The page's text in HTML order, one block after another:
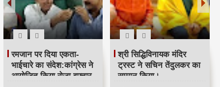
रमजान पर दिया एकता-
भाईचारे का संदेश:कांग्रेस ने
आयोजित किया रोजा इफ्तार
श्री सिद्धिविनायक मंदिर
ट्रस्ट ने सचिन तेंदुलकर का
सम्मान किया।